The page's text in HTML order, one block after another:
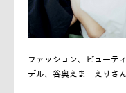
ファッション、ビューテ
デル、谷奥えま・えりさ